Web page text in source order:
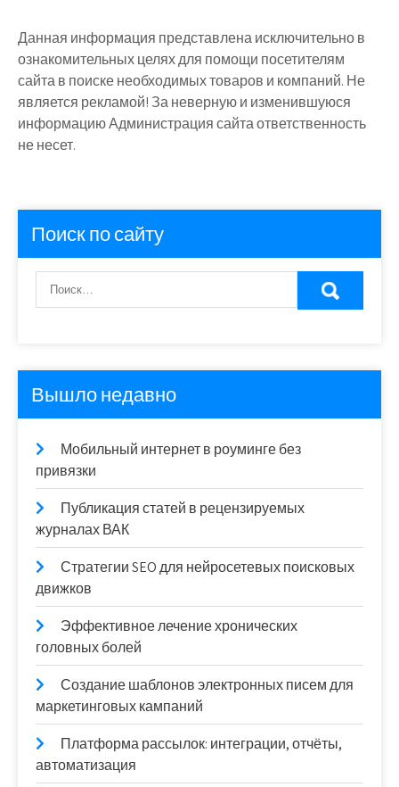
Данная информация представлена исключительно в
ознакомительных целях для помощи посетителям
сайта в поиске необходимых товаров и компаний. Не
является рекламой! За неверную и изменившуюся
информацию Администрация сайта ответственность
не несет.
Поиск по сайту
Вышло недавно
Мобильный интернет в роуминге без
привязки
Публикация статей в рецензируемых
журналах ВАК
Стратегии SEO для нейросетевых поисковых
движков
Эффективное лечение хронических
головных болей
Создание шаблонов электронных писем для
маркетинговых кампаний
Платформа рассылок: интеграции, отчёты,
автоматизация